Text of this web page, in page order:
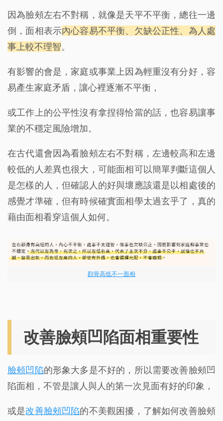
因為臉頰左右不對稱，就像是天平不平衡，總往一邊
倒，面相表示內心容易不平衡、欠缺公正性、為人處
事上較不理智。
有影響的會是，家庭或事業上因為輕重沒有分好，容
易產生家庭矛盾，讓心裡逐漸不平衡，
或工作上的公平性沒有拿捏得恰當的話，也容易讓事
業的不穩定風險增加。
在古代還會因為看臉頰左右不對稱，左邊較高和左邊
較低的人差異也很大，可能面相可以簡單判斷這個人
是怎樣的人，但確認人的好與壞應該還是以相處後的
感覺才準確，但有時候確實面相學太過玄乎了，真的
藉由面相看穿這個人如何。
顴骨高低不一面相
改善臉頰凹陷面相重要性
臉頰凹陷的形象大多是不好的，所以需要改善臉頰凹
陷面相，不管是讓人與人的第一次見面有好的印象，
或是改善臉頰凹陷的不美觀困擾，了解如何改善臉頰